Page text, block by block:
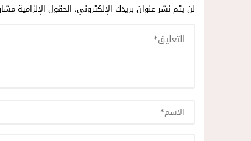
لن يتم نشر عنوان بريدك الإلكتروني. الحقول الإلزامية